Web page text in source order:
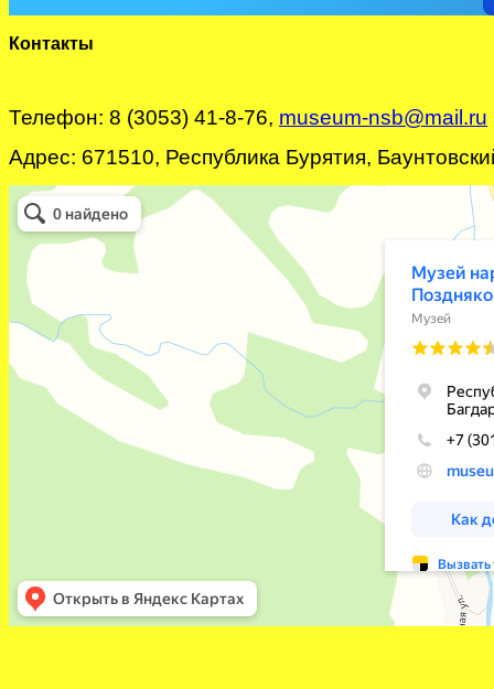
Контакты
Телефон: 8 (3053) 41-8-76, museum-nsb@mail.ru
Адрес: 671510, Республика Бурятия,